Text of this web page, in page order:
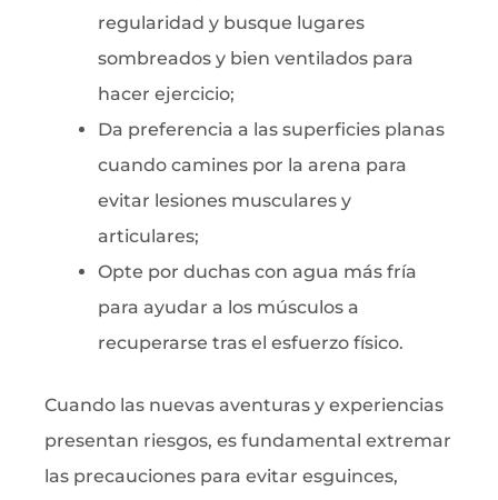
regularidad y busque lugares
sombreados y bien ventilados para
hacer ejercicio;
Da preferencia a las superficies planas
cuando camines por la arena para
evitar lesiones musculares y
articulares;
Opte por duchas con agua más fría
para ayudar a los músculos a
recuperarse tras el esfuerzo físico.
Cuando las nuevas aventuras y experiencias
presentan riesgos, es fundamental extremar
las precauciones para evitar esguinces,